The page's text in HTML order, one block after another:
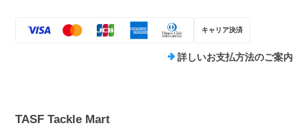
キャリア決済
詳しいお支払方法のご案内
TASF Tackle Mart